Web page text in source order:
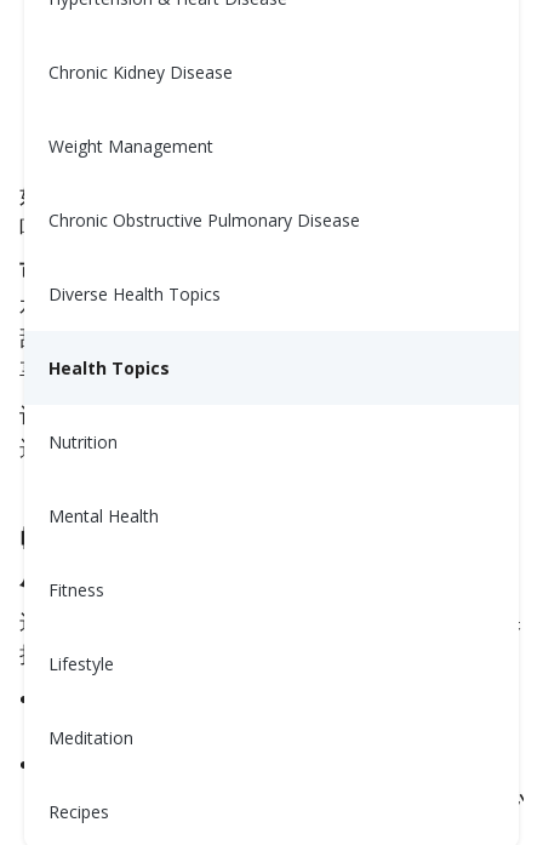
Chronic Kidney Disease
Weight Management
Chronic Obstructive Pulmonary Disease
Diverse Health Topics
Health Topics
Nutrition
Mental Health
Fitness
Lifestyle
Meditation
Recipes
如何将水果融入你的健康目标（避
如果你在监控血糖、血压或体重，你还可以
吗？
可以 — 而且你应该这样做！
水果为你的身体提供维生素、矿物质、
甜味。关键是选择合适的水果类型，并在合适的量中
享用。
让我们根据水果对血糖的影响来看看，从温和的日常
选择到最好只在小份量中享用的水果。
🥝 对血糖友好的水果（适合日常食
用）
这些水果富含营养和纤维。它们消化较慢，有助于保
持血糖稳定，并支持心脏健康和体重控制。
草莓、蓝莓和覆盆子富含抗氧化剂和纤维。
没错，它是一种水果！牛油果含糖量低，富含对心
脏有益的脂肪。